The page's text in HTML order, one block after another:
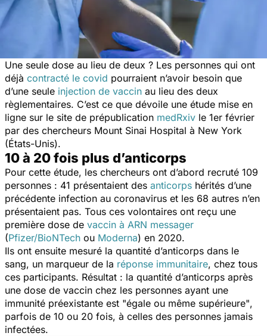
Une seule dose au lieu de deux ? Les personnes qui ont
déjà contracté le covid pourraient n’avoir besoin que
d’une seule injection de vaccin au lieu des deux
règlementaires. C’est ce que dévoile une étude mise en
ligne sur le site de prépublication medRxiv le 1er février
par des chercheurs Mount Sinai Hospital à New York
(États-Unis).
10 à 20 fois plus d’anticorps
Pour cette étude, les chercheurs ont d’abord recruté 109
personnes : 41 présentaient des anticorps hérités d’une
précédente infection au coronavirus et les 68 autres n’en
présentaient pas. Tous ces volontaires ont reçu une
première dose de vaccin à ARN messager
(Pfizer/BioNTech ou Moderna) en 2020.
Ils ont ensuite mesuré la quantité d’anticorps dans le
sang, un marqueur de la réponse immunitaire, chez tous
ces participants. Résultat : la quantité d’anticorps après
une dose de vaccin chez les personnes ayant une
immunité préexistante est "égale ou même supérieure",
parfois de 10 ou 20 fois, à celles des personnes jamais
infectées.